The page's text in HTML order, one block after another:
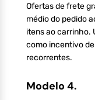
Ofertas de frete
médio do pedido
itens ao carrinho.
como incentivo
recorrentes.
Modelo 4.